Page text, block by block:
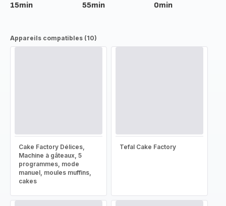
15min 55min 0min
Appareils compatibles (10)
Cake Factory Délices,
Machine à gâteaux, 5
programmes, mode
manuel, moules muffins,
cakes
Tefal Cake Factory